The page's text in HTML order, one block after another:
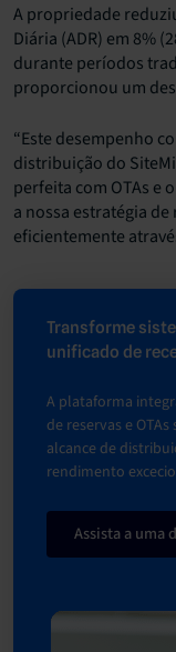
A propriedade
Diária (ADR) em 8%
durante períodos
proporcionou um
“Este desempenho
distribuição do
perfeita com OTAs e
a nossa estratégia
eficientemente
Transforme
unificado de
A plataforma
de reservas e
alcance de
rendimento
Assista a uma